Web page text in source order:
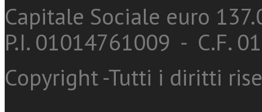
Capitale Sociale euro
P.I. 01014761009 - C.F.
Copyright -Tutti i diritti